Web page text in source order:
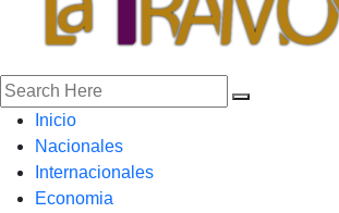
Inicio
Nacionales
Internacionales
Economia